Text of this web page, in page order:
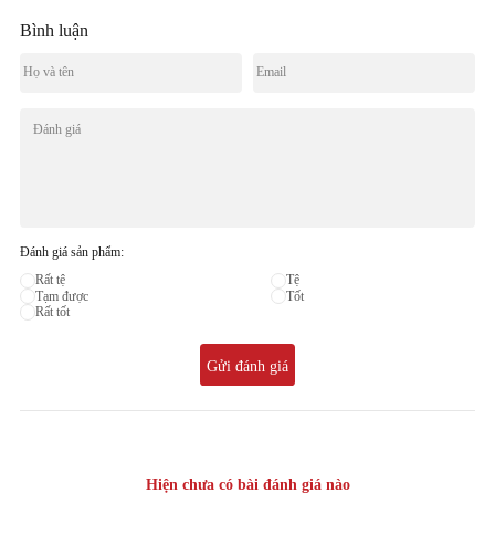
Bình luận
Đánh giá sản phẩm:
Rất tệ
Tệ
Tạm được
Tốt
Rất tốt
Gửi đánh giá
Hiện chưa có bài đánh giá nào